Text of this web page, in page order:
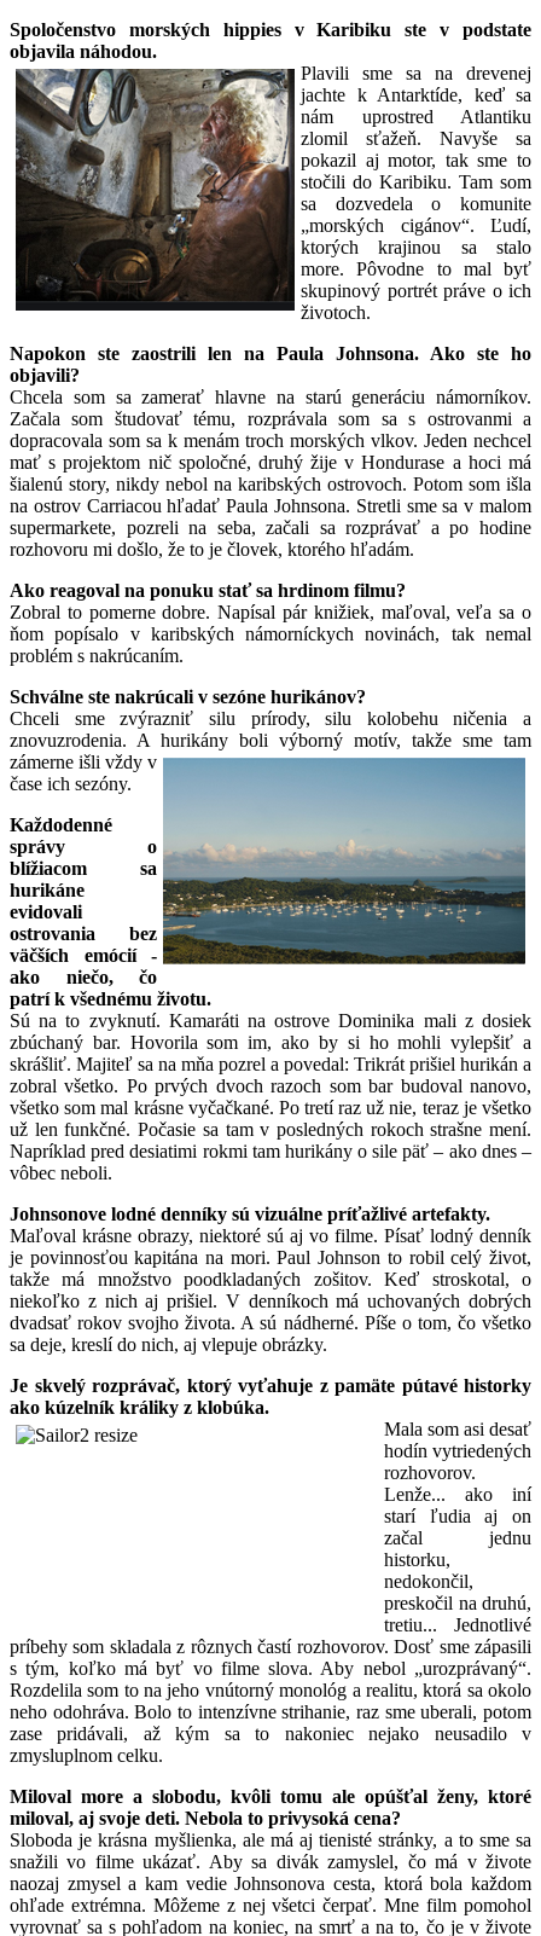
Spoločenstvo morských hippies v Karibiku ste v podstate
objavila náhodou.
Plavili sme sa na drevenej
jachte k Antarktíde, keď sa
nám uprostred Atlantiku
zlomil sťažeň. Navyše sa
pokazil aj motor, tak sme to
stočili do Karibiku. Tam som
sa dozvedela o komunite
„morských cigánov“. Ľudí,
ktorých krajinou sa stalo
more. Pôvodne to mal byť
skupinový portrét práve o ich
životoch.
Napokon ste zaostrili len na Paula Johnsona. Ako ste ho
objavili?
Chcela som sa zamerať hlavne na starú generáciu námorníkov.
Začala som študovať tému, rozprávala som sa s ostrovanmi a
dopracovala som sa k menám troch morských vlkov. Jeden nechcel
mať s projektom nič spoločné, druhý žije v Hondurase a hoci má
šialenú story, nikdy nebol na karibských ostrovoch. Potom som išla
na ostrov Carriacou hľadať Paula Johnsona. Stretli sme sa v malom
supermarkete, pozreli na seba, začali sa rozprávať a po hodine
rozhovoru mi došlo, že to je človek, ktorého hľadám.
Ako reagoval na ponuku stať sa hrdinom filmu?
Zobral to pomerne dobre. Napísal pár knižiek, maľoval, veľa sa o
ňom popísalo v karibských námorníckych novinách, tak nemal
problém s nakrúcaním.
Schválne ste nakrúcali v sezóne hurikánov?
Chceli sme zvýrazniť silu prírody, silu kolobehu ničenia a
znovuzrodenia. A hurikány boli výborný motív, takže sme tam
zámerne išli vždy v
čase ich sezóny.
Každodenné
správy o
blížiacom sa
hurikáne
evidovali
ostrovania bez
väčších emócií -
ako niečo, čo
patrí k všednému životu.
Sú na to zvyknutí. Kamaráti na ostrove Dominika mali z dosiek
zbúchaný bar. Hovorila som im, ako by si ho mohli vylepšiť a
skrášliť. Majiteľ sa na mňa pozrel a povedal: Trikrát prišiel hurikán a
zobral všetko. Po prvých dvoch razoch som bar budoval nanovo,
všetko som mal krásne vyčačkané. Po tretí raz už nie, teraz je všetko
už len funkčné. Počasie sa tam v posledných rokoch strašne mení.
Napríklad pred desiatimi rokmi tam hurikány o sile päť – ako dnes –
vôbec neboli.
Johnsonove lodné denníky sú vizuálne príťažlivé artefakty.
Maľoval krásne obrazy, niektoré sú aj vo filme. Písať lodný denník
je povinnosťou kapitána na mori. Paul Johnson to robil celý život,
takže má množstvo poodkladaných zošitov. Keď stroskotal, o
niekoľko z nich aj prišiel. V denníkoch má uchovaných dobrých
dvadsať rokov svojho života. A sú nádherné. Píše o tom, čo všetko
sa deje, kreslí do nich, aj vlepuje obrázky.
Je skvelý rozprávač, ktorý vyťahuje z pamäte pútavé historky
ako kúzelník králiky z klobúka.
Mala som asi desať
hodín vytriedených
rozhovorov.
Lenže... ako iní
starí ľudia aj on
začal jednu
historku,
nedokončil,
preskočil na druhú,
tretiu... Jednotlivé
príbehy som skladala z rôznych častí rozhovorov. Dosť sme zápasili
s tým, koľko má byť vo filme slova. Aby nebol „urozprávaný“.
Rozdelila som to na jeho vnútorný monológ a realitu, ktorá sa okolo
neho odohráva. Bolo to intenzívne strihanie, raz sme uberali, potom
zase pridávali, až kým sa to nakoniec nejako neusadilo v
zmysluplnom celku.
Miloval more a slobodu, kvôli tomu ale opúšťal ženy, ktoré
miloval, aj svoje deti. Nebola to privysoká cena?
Sloboda je krásna myšlienka, ale má aj tienisté stránky, a to sme sa
snažili vo filme ukázať. Aby sa divák zamyslel, čo má v živote
naozaj zmysel a kam vedie Johnsonova cesta, ktorá bola každom
ohľade extrémna. Môžeme z nej všetci čerpať. Mne film pomohol
vyrovnať sa s pohľadom na koniec, na smrť a na to, čo je v živote